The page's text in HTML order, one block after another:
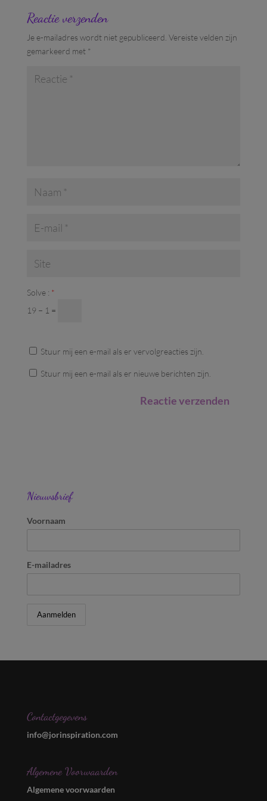
Reactie verzenden
Je e-mailadres wordt niet gepubliceerd. Vereiste velden zijn
gemarkeerd met *
Solve : *
19 − 1 =
Stuur mij een e-mail als er vervolgreacties zijn.
Stuur mij een e-mail als er nieuwe berichten zijn.
Nieuwsbrief
Voornaam
E-mailadres
Contactgegevens
info@jorinspiration.com
Algemene Voorwaarden
Algemene voorwaarden